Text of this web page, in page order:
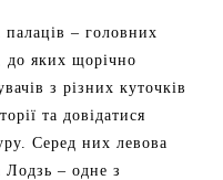
– головних
до яких щорічно
з різних куточків
та довідатися
Серед них левова
Лодзь – одне з